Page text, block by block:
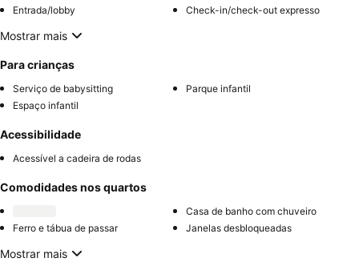
Entrada/lobby Check-in/check-out expresso
Mostrar mais
Para crianças
Serviço de babysitting
Parque infantil
Espaço infantil
Acessibilidade
Acessível a cadeira de rodas
Comodidades nos quartos
Casa de banho com chuveiro
Ferro e tábua de passar
Janelas desbloqueadas
Mostrar mais